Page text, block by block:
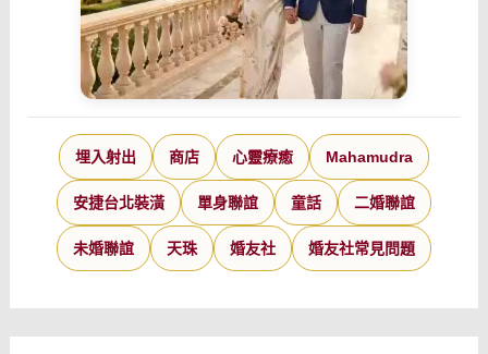
埋入射出 商店 心靈療癒 Mahamudra
安捷台北裝潢 單身聯誼 童話 二婚聯誼
未婚聯誼 天珠 婚友社 婚友社常見問題